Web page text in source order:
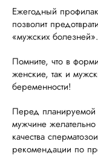
Ежегодный
позволит
«мужских болезней».
Помните, что в
женские, так и
беременности!
Перед
мужчине
качества
рекомендации по